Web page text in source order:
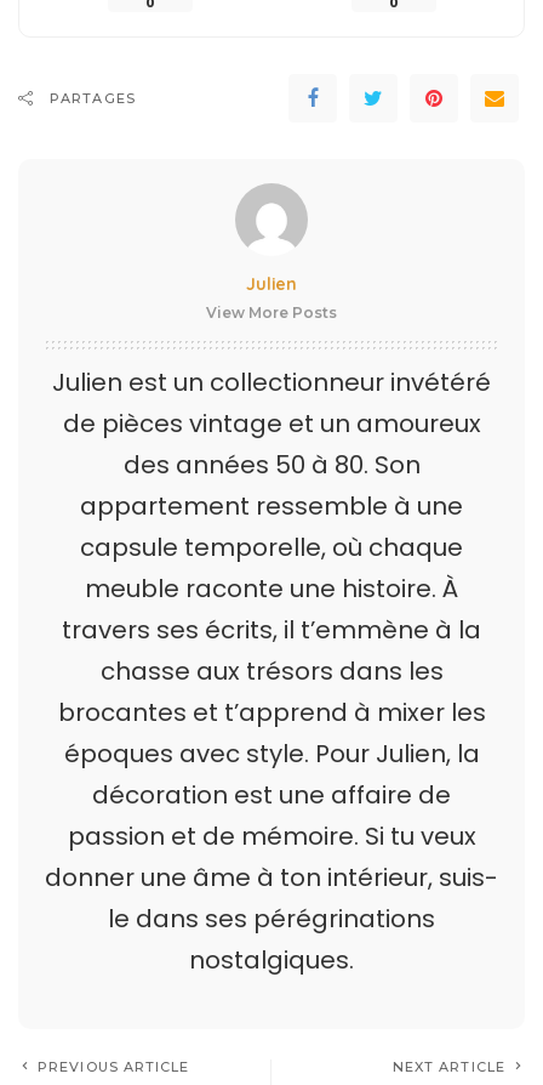
PARTAGES
Julien
View More Posts
Julien est un collectionneur invétéré
de pièces vintage et un amoureux
des années 50 à 80. Son
appartement ressemble à une
capsule temporelle, où chaque
meuble raconte une histoire. À
travers ses écrits, il t’emmène à la
chasse aux trésors dans les
brocantes et t’apprend à mixer les
époques avec style. Pour Julien, la
décoration est une affaire de
passion et de mémoire. Si tu veux
donner une âme à ton intérieur, suis-
le dans ses pérégrinations
nostalgiques.
PREVIOUS ARTICLE NEXT ARTICLE